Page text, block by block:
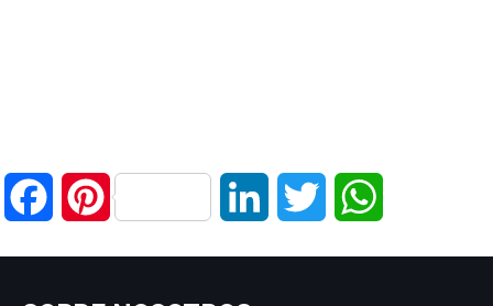
FacebookPinterest LinkedIn Twitter